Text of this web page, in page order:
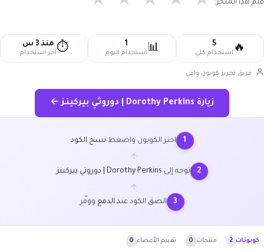
قيّم هذا المتجر:
🔥
5
استخدام كلي 📊
1
استخدام اليوم ⏱️ منذ 3 س
آخر استخدام
فريق تحرير كوبون وافي
زيارة Dorothy Perkins | دوروثي بيركينز ←
1 اختر الكوبون واضغط نسخ الكود
←
2 توجه إلى Dorothy Perkins | دوروثي بيركينز
←
3 الصق الكود عند الدفع ووفّر
كوبونات 2 منتجات 0 تقييم الأعضاء 0